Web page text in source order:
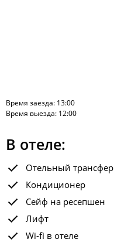
Время заезда: 13:00
Время выезда: 12:00
В отеле:
Отельный трансфер
Кондиционер
Сейф на ресепшен
Лифт
Wi-fi в отеле